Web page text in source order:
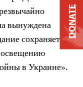
вынуждена
сохраняет
в Украине».
DONATE